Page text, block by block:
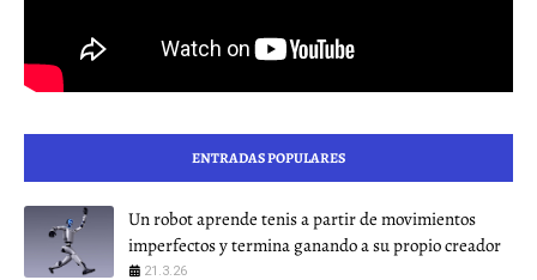
ENTRADAS POPULARES
Un robot aprende tenis a partir de movimientos
imperfectos y termina ganando a su propio creador
21.3.26